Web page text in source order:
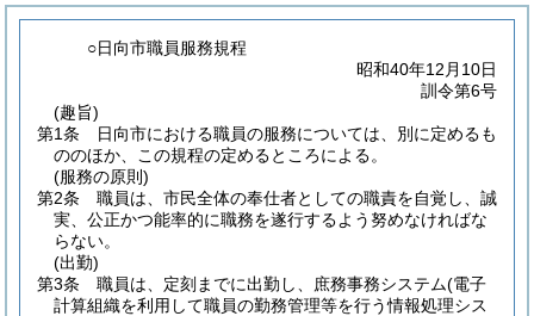
○日向市職員服務規程
昭和40年12月10日
訓令第6号
(趣旨)
第1条
日向市における職員の服務については、別に定めるも
ののほか、この規程の定めるところによる。
(服務の原則)
第2条
職員は、市民全体の奉仕者としての職責を自覚し、誠
実、公正かつ能率的に職務を遂行するよう努めなければな
らない。
(出勤)
第3条
職員は、定刻までに出勤し、庶務事務システム(電子
計算組織を利用して職員の勤務管理等を行う情報処理シス